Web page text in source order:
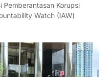
Pemberantasan Korupsi
Watch (IAW)